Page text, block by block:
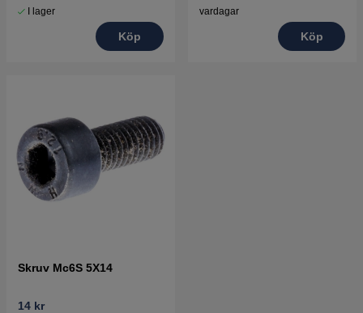
I lager
Köp
vardagar
Köp
Skruv Mc6S 5X14
14 kr